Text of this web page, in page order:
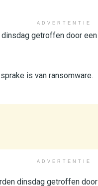
ADVERTENTIE
getroffen door
is van ransomware.
ADVERTENTIE
dinsdag getroffen